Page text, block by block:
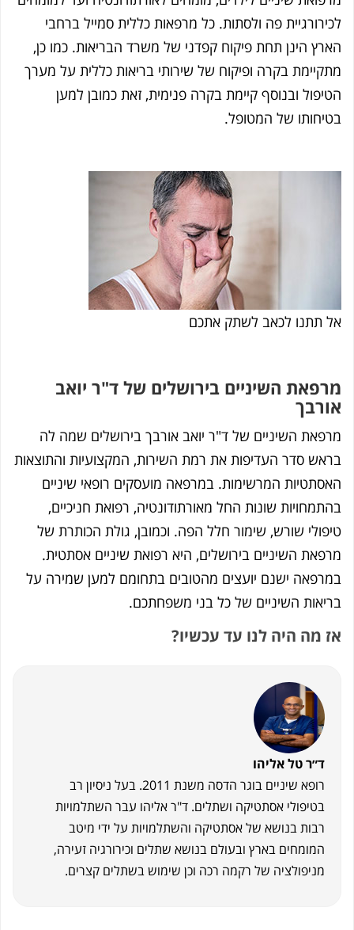
פה ולסתות. כל מרפאות כללית סמייל ברחבי
הינן תחת פיקוח קפדני של משרד הבריאות. כמו כן,
בקרה ופיקוח של שירותי בריאות כללית על מערך
ובנוסף קיימת בקרה פנימית, זאת כמובן למען
של המטופל.
לכאב לשתק אתכם
השיניים בירושלים של ד"ר יואב
השיניים של ד"ר יואב אורבך בירושלים שמה לה
סדר העדיפות את רמת השירות, המקצועיות והתוצאות
המרשימות. במרפאה מועסקים רופאי שיניים
שונות החל מאורתודונטיה, רפואת חניכיים,
שורש, שימור חלל הפה. וכמובן, גולת הכותרת של
השיניים בירושלים, היא רפואת שיניים אסתטית.
ישנם יועצים מהטובים בתחומם למען שמירה על
השיניים של כל בני משפחתכם.
היה לנו עד עכשיו?
טל אליהו
רופא שיניים בוגר הדסה משנת 2011. בעל ניסיון רב
אסתטיקה ושתלים. ד"ר אליהו עבר השתלמויות
בנושא של אסתטיקה והשתלמויות על ידי מיטב
בארץ ובעולם בנושא שתלים וכירורגיה זעירה,
של רקמה רכה וכן שימוש בשתלים קצרים.